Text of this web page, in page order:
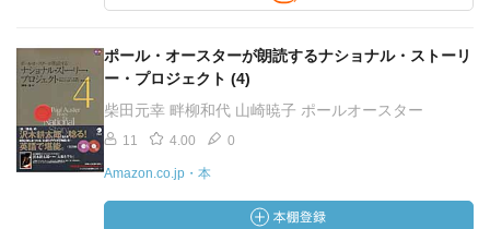
ポール・オースターが朗読するナショナル・ストーリ
ー・プロジェクト (4)
柴田元幸 畔柳和代 山崎暁子 ポールオースター
11 4.00 0
Amazon.co.jp・本